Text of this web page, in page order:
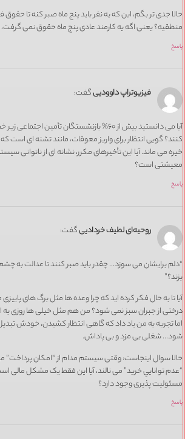
حالا جدی تر بگم، این که یه نفر باید پنج ماه صبر کنه تا حقوق
منطقیه؟ یعنی اگه یه کارمند عادی پنج ماه حقوق نمی گرفت،
پاسخ
فیزیوتراپ داوودیی گفت:
آیا می دانستید بیش از ۶۰% بازنشستگان تأمین
کنند؟ گویی انتظار برای واریز معوقات، مانند تشنه ای است
خیره می ماند. آیا این تأخیرهای مکرر، نشانه ای از ناتوانی
معیشتی است؟
پاسخ
روحیه‌ای لطیف خردادیی گفت:
“دلم برایشان می سوزد… چقدر باید صبر کنند تا عدالت به
بزند؟”
آیا تا به حال فکر کرده اید که چرا وعده ها مثل برگ های
درختی از جبران سبز نمی شود؟ من هم مثل خیلی ها روزی
اما تجربه به من یاد داد که گاهی انتظار کشیدن، خودش
شود… شغلی بی مزد و بی پاداش.
حالا سوال اینجاست: وقتی سیستم مدام از “امکان پرداخت”
“عدم تواناییِ خرید” می نالند، آیا این فقط یک مشکل مالی
مسئولیت پذیری وجود دارد؟
پاسخ